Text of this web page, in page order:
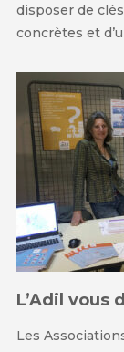
disposer de
concrètes et
L’Adil vous
Les